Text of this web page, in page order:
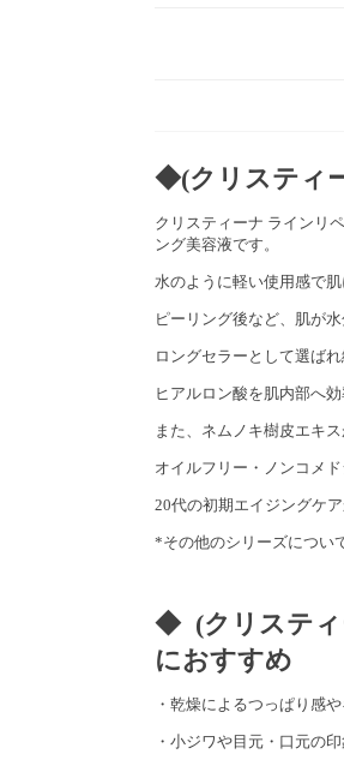
◆(クリスティ
クリスティーナ ラインリ
ング美容液です。
水のように軽い使用感で
ピーリング後など、肌が
ロングセラーとして選ば
ヒアルロン酸を肌内部へ
また、ネムノキ樹皮エキ
オイルフリー・ノンコメ
20代の初期エイジングケ
*その他のシリーズについ
◆ (クリスティ
におすすめ
・乾燥によるつっぱり感
・小ジワや目元・口元の